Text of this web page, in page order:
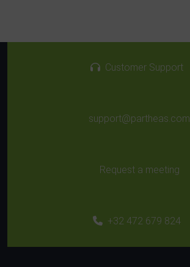
Customer Support
support@partheas.com
Request a meeting
+32 472 679 824